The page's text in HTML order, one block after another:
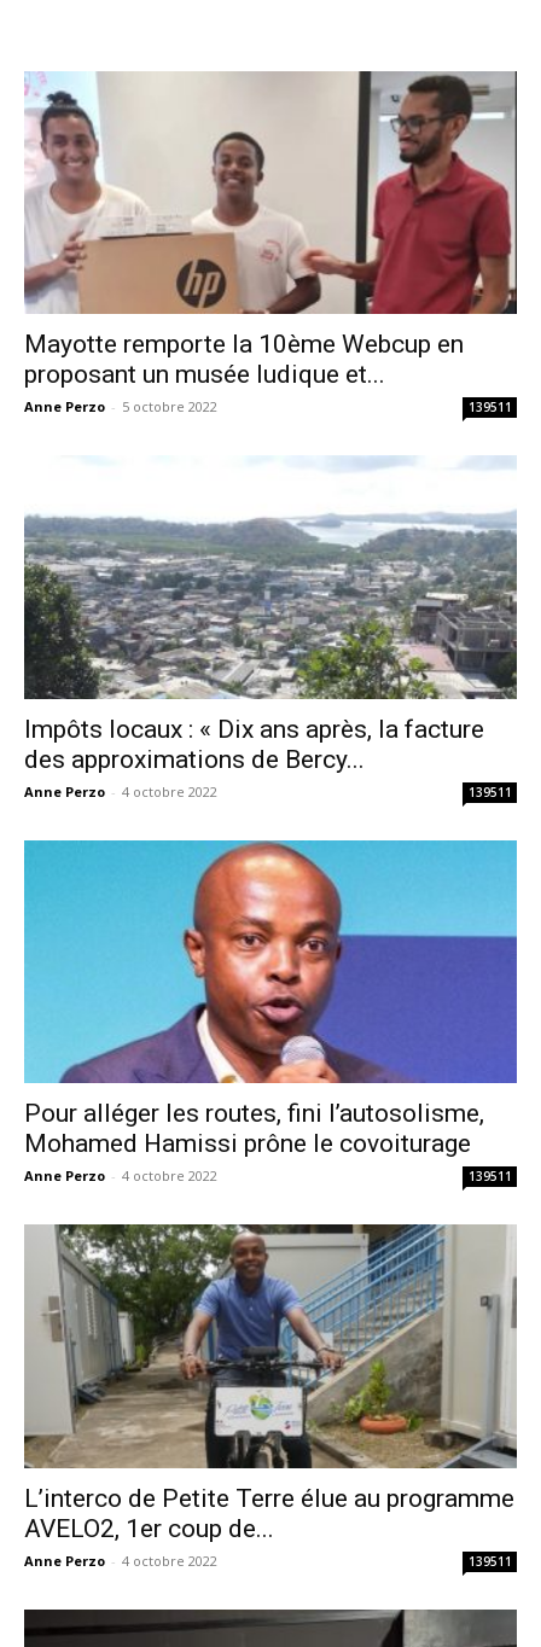
Mayotte remporte la 10ème Webcup en
proposant un musée ludique et...
Anne Perzo - 5 octobre 2022 139511
Impôts locaux : « Dix ans après, la facture
des approximations de Bercy...
Anne Perzo - 4 octobre 2022 139511
Pour alléger les routes, fini l’autosolisme,
Mohamed Hamissi prône le covoiturage
Anne Perzo - 4 octobre 2022 139511
L’interco de Petite Terre élue au programme
AVELO2, 1er coup de...
Anne Perzo - 4 octobre 2022 139511